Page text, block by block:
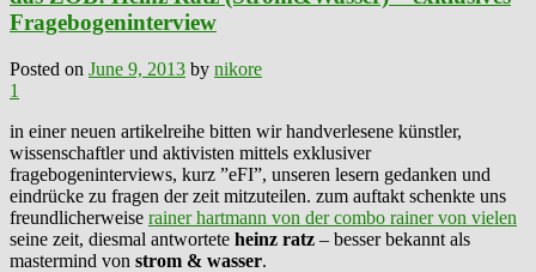
Fragebogeninterview
Posted on June 9, 2013 by nikore
1
in einer neuen artikelreihe bitten wir handverlesene künstler,
wissenschaftler und aktivisten mittels exklusiver
fragebogeninterviews, kurz ”eFI”, unseren lesern gedanken und
eindrücke zu fragen der zeit mitzuteilen. zum auftakt schenkte uns
freundlicherweise rainer hartmann von der combo rainer von vielen
seine zeit, diesmal antwortete heinz ratz – besser bekannt als
mastermind von strom & wasser.